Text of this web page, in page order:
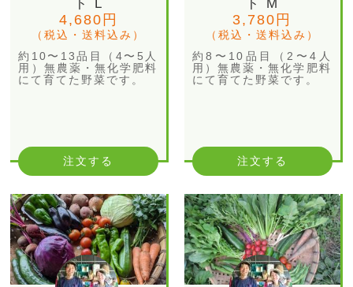
ト L
4,680円
（税込・送料込み）
約10〜13品目（4〜5人
用）無農薬・無化学肥料
にて育てた野菜です。
注文する
ト M
3,780円
（税込・送料込み）
約8〜10品目（2〜4人
用）無農薬・無化学肥料
にて育てた野菜です。
注文する